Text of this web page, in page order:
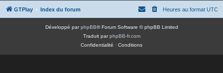
GTPlay Index du forum Heures au format UTC
Développé parphpBB® Forum Software © phpBB Limited
Traduit parphpBB-fr.com
Confidentialité
Conditions